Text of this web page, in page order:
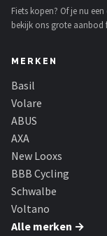
Fiets kopen? Of je nu
bekijk ons grote aanbod
MERKEN
Basil
Volare
ABUS
AXA
New Looxs
BBB Cycling
Schwalbe
Voltano
Alle merken →